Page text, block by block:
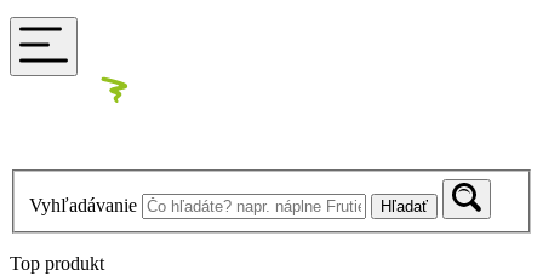
Vyhľadávanie Hľadať
Top produkt